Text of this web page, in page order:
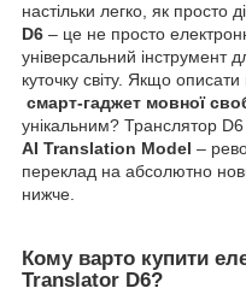
настільки легко, як просто
D6 – це не просто
універсальний інструмент
куточку світу. Якщо
смарт-гаджет мовної
унікальним? Транслятор
AI Translation Model –
переклад на абсолютно
нижче.
Кому варто купити
Translator D6?